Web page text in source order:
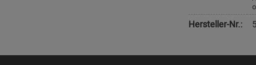
Hersteller-Nr.: